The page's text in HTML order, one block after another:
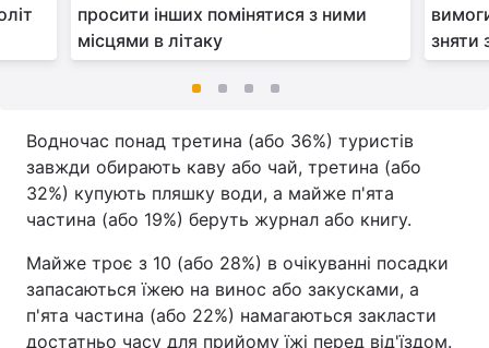
просити інших помінятися з ними
місцями в літаку
зняти
Водночас понад третина (або 36%) туристів
завжди обирають каву або чай, третина (або
32%) купують пляшку води, а майже п'ята
частина (або 19%) беруть журнал або книгу.
Майже троє з 10 (або 28%) в очікуванні посадки
запасаються їжею на винос або закусками, а
п'ята частина (або 22%) намагаються закласти
достатньо часу для прийому їжі перед від'їздом.